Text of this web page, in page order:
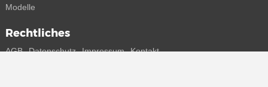
Modelle
Rechtliches
AGB Datenschutz Impressum Kontakt